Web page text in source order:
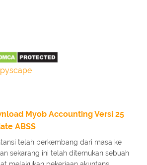
Myob Accounting Versi 25
ABSS
telah berkembang dari masa ke
sekarang ini telah ditemukan sebuah